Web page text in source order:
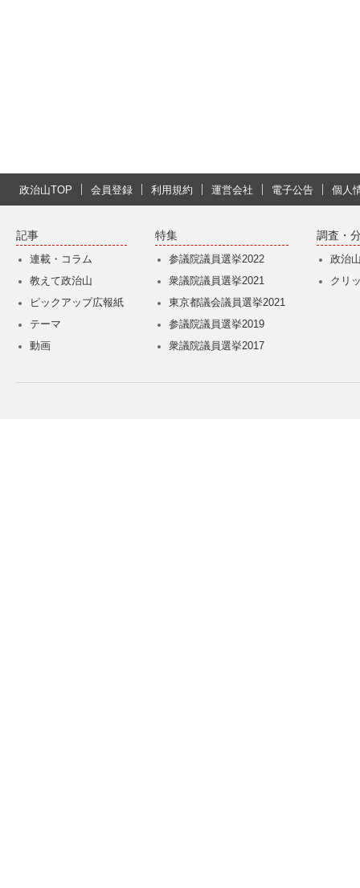
政治山TOP 会員登録 利用規約 運営会社 電子公告 個人
記事
連載・コラム
教えて政治山
ピックアップ広報紙
テーマ
動画
特集
参議院議員選挙2022
衆議院議員選挙2021
東京都議会議員選挙2021
参議院議員選挙2019
衆議院議員選挙2017
調査・
政治
クリ